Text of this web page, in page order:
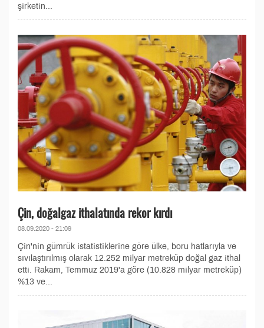
şirketin...
Çin, doğalgaz ithalatında rekor kırdı
08.09.2020 - 21:09
Çin'nin gümrük istatistiklerine göre ülke, boru hatlarıyla ve
sıvılaştırılmış olarak 12.252 milyar metreküp doğal gaz ithal
etti. Rakam, Temmuz 2019'a göre (10.828 milyar metreküp)
%13 ve...